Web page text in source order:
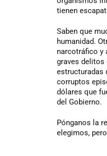
tienen
Saben que
humanidad.
narcotráfico y
graves delitos
estructuradas
corruptos
dólares que
del Gobierno.
Pónganos la
elegimos,